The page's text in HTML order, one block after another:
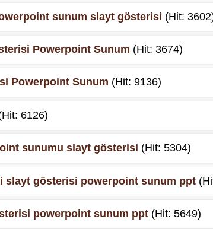
sunum slayt gösterisi (Hit:
Powerpoint Sunum (Hit: 3674)
Powerpoint Sunum (Hit: 9136)
6126)
sunumu slayt gösterisi (Hit: 5304)
slayt gösterisi powerpoint sunum ppt
powerpoint sunum ppt (Hit: 5649)